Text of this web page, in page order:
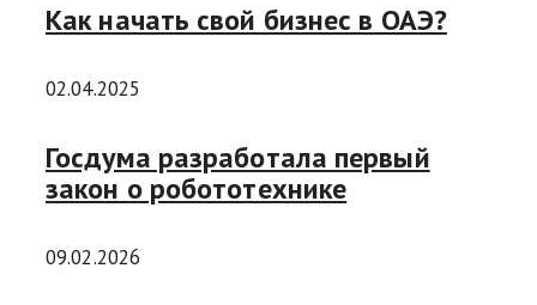
Как начать свой бизнес в ОАЭ?
02.04.2025
Госдума разработала первый
закон о робототехнике
09.02.2026